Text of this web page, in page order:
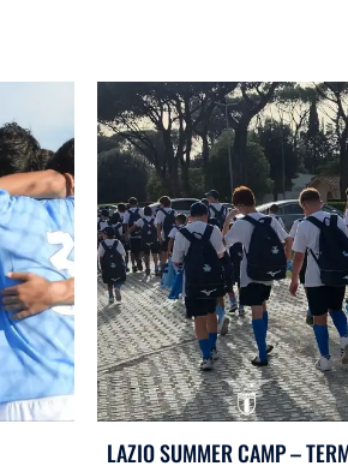
LAZIO SUMMER CAMP –